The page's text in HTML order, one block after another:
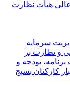
هیأت نظارت
سرمایه
و نظارت بر
برنامه، بودجه و
کارکنان بسیج